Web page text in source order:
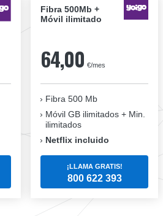
Fibra 500Mb +
Móvil ilimitado
64,00 €/mes
Fibra 500 Mb
Móvil GB ilimitados + Min.
ilimitados
Netflix incluido
¡LLAMA GRATIS!
800 622 393